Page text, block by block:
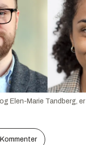
Elen-Marie Tandberg,
Kommenter